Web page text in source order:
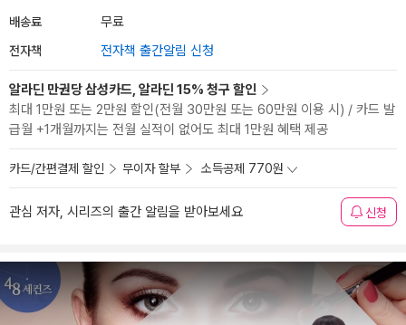
배송료 무료
전자책 전자책 출간알림 신청
알라딘 만권당 삼성카드, 알라딘 15% 청구 할인
최대 1만원 또는 2만원 할인(전월 30만원 또는 60만원 이용 시) / 카드 발
급월 +1개월까지는 전월 실적이 없어도 최대 1만원 혜택 제공
카드/간편결제 할인 무이자 할부 소득공제 770원
관심 저자, 시리즈의 출간 알림을 받아보세요 신청